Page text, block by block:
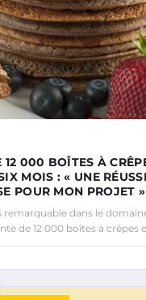
12 000 BOÎTES À
MOIS : « UNE
POUR MON PROJET »
remarquable dans le
de 12 000 boîtes à crêpes